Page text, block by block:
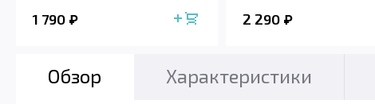
1 790 2 290
Обзор Характеристики